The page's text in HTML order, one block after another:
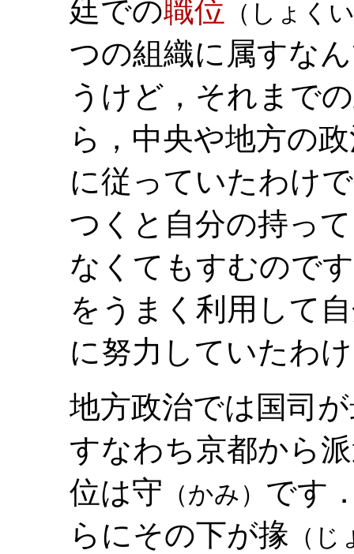
廷での職位 （しょく
つの組織に属すな
うけど，それまで
ら，中央や地方の
に従っていたわけ
つくと自分の持っ
なくてもすむので
をうまく利用して
に努力していたわ
地方政治では国司
すなわち京都から
位は守 （かみ） です
らにその下が掾 （